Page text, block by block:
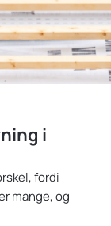
i
fordi
mange, og